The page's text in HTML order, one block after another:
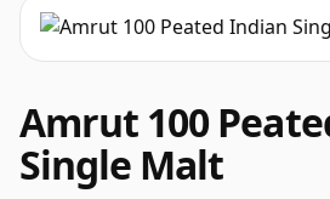
Amrut 100
Single Malt